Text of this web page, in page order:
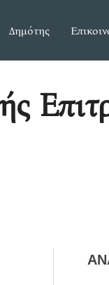
Δημότης